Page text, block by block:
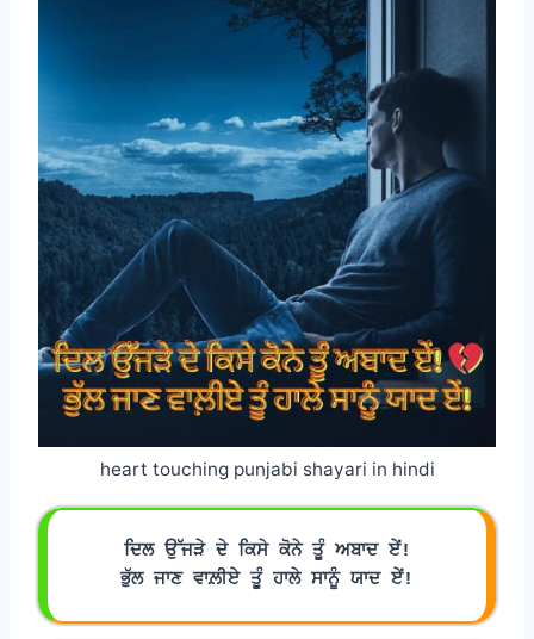
heart touching punjabi shayari in hindi
ਦਿਲ ਉੱਜੜੇ ਦੇ ਕਿਸੇ ਕੋਨੇ ਤੂੰ ਅਬਾਦ ਏਂ!
ਭੁੱਲ ਜਾਣ ਵਾਲ਼ੀਏ ਤੂੰ ਹਾਲੇ ਸਾਨੂੰ ਯਾਦ ਏਂ!